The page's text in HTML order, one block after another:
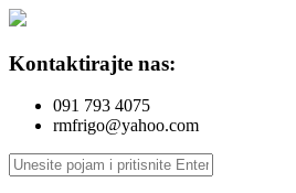
Kontaktirajte nas:
091 793 4075
rmfrigo@yahoo.com